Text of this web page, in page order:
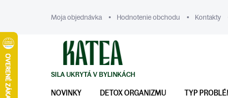
Moja objednávka Hodnotenie obchodu Kontakty
NOVINKY DETOX ORGANIZMU TYP